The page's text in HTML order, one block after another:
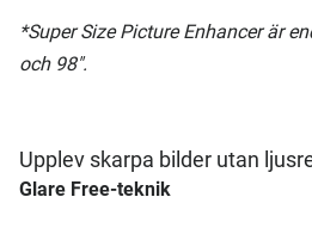
*Super Size Picture Enhancer är
och 98".
Upplev skarpa bilder utan
Glare Free-teknik